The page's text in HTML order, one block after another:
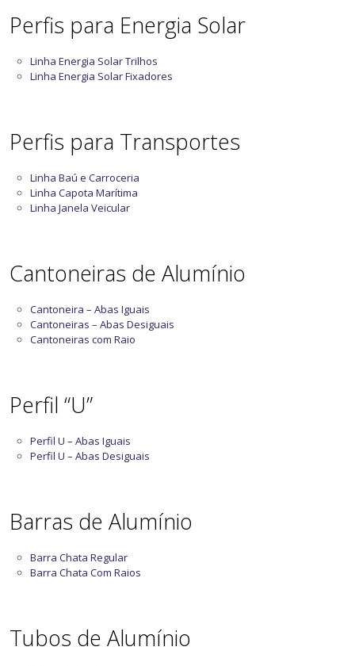
Perfis para Energia Solar
Linha Energia Solar Trilhos
Linha Energia Solar Fixadores
Perfis para Transportes
Linha Baú e Carroceria
Linha Capota Marítima
Linha Janela Veicular
Cantoneiras de Alumínio
Cantoneira – Abas Iguais
Cantoneiras – Abas Desiguais
Cantoneiras com Raio
Perfil “U”
Perfil U – Abas Iguais
Perfil U – Abas Desiguais
Barras de Alumínio
Barra Chata Regular
Barra Chata Com Raios
Tubos de Alumínio